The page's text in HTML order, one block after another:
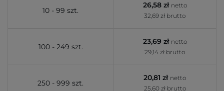
10 - 99 szt.
26,58 zł netto
32,69 zł brutto
100 - 249 szt.
23,69 zł netto
29,14 zł brutto
250 - 999 szt.
20,81 zł netto
25,60 zł brutto